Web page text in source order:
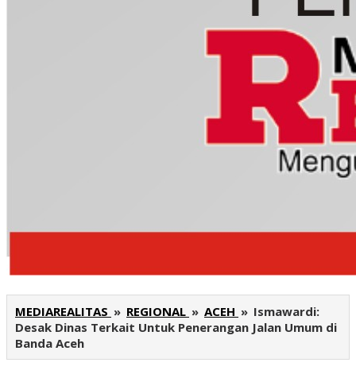
MEDIAREALITAS » REGIONAL » ACEH » Ismawardi:
Desak Dinas Terkait Untuk Penerangan Jalan Umum di
Banda Aceh